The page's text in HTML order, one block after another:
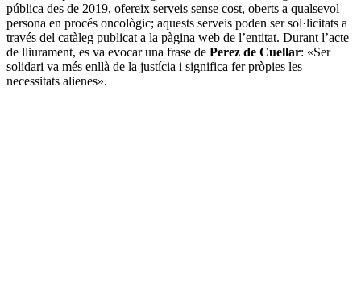
pública des de 2019, ofereix serveis sense cost, oberts a qualsevol
persona en procés oncològic; aquests serveis poden ser sol·licitats a
través del catàleg publicat a la pàgina web de l’entitat. Durant l’acte
de lliurament, es va evocar una frase de Perez de Cuellar: «Ser
solidari va més enllà de la justícia i significa fer pròpies les
necessitats alienes».